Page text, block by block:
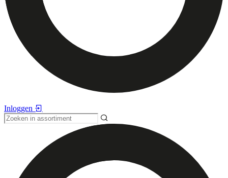
Inloggen